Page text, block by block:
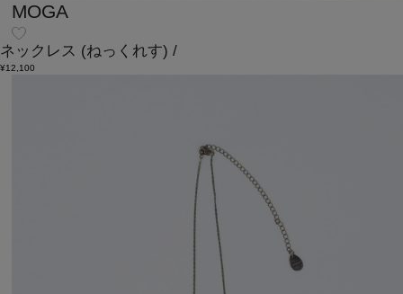
MOGA
ネックレス (ねっくれす) /
¥12,100